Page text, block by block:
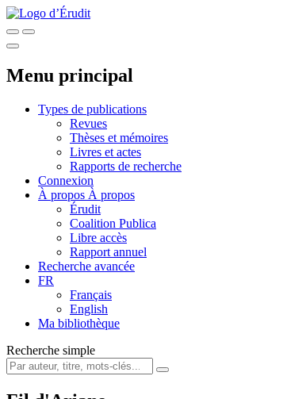
Menu principal
Types de publications
Revues
Thèses et mémoires
Livres et actes
Rapports de recherche
Connexion
À propos À propos
Érudit
Coalition Publica
Libre accès
Rapport annuel
Recherche avancée
FR
Français
English
Ma bibliothèque
Recherche simple